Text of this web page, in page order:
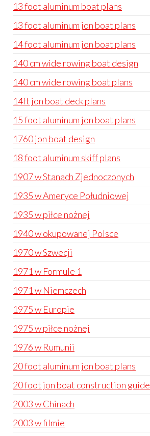
13 foot aluminum boat plans
13 foot aluminum jon boat plans
14 foot aluminum jon boat plans
140 cm wide rowing boat design
140 cm wide rowing boat plans
14ft jon boat deck plans
15 foot aluminum jon boat plans
1760 jon boat design
18 foot aluminum skiff plans
1907 w Stanach Zjednoczonych
1935 w Ameryce Południowej
1935 w piłce nożnej
1940 w okupowanej Polsce
1970 w Szwecji
1971 w Formule 1
1971 w Niemczech
1975 w Europie
1975 w piłce nożnej
1976 w Rumunii
20 foot aluminum jon boat plans
20 foot jon boat construction guide
2003 w Chinach
2003 w filmie